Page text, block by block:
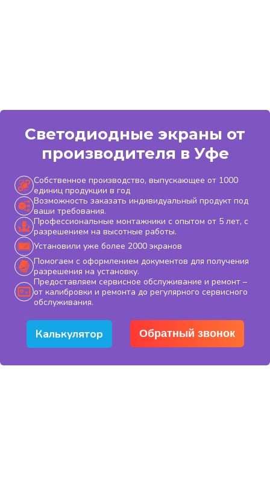
Светодиодные экраны от
производителя в Уфе
Собственное производство, выпускающее от 1000
единиц продукции в год
Возможность заказать индивидуальный продукт под
ваши требования.
Профессиональные монтажники с опытом от 5 лет, с
разрешением на высотные работы.
Установили уже более 2000 экранов
Помогаем с оформлением документов для получения
разрешения на установку.
Предоставляем сервисное обслуживание и ремонт –
от калибровки и ремонта до регулярного сервисного
обслуживания.
Обратный звонок
Калькулятор